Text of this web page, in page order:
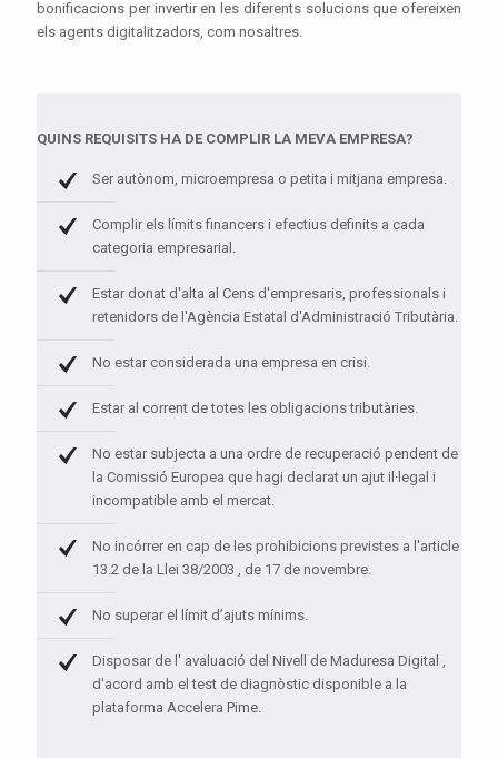
bonificacions per invertir en les diferents solucions que ofereixen
els agents digitalitzadors, com nosaltres.
QUINS REQUISITS HA DE COMPLIR LA MEVA EMPRESA?
Ser autònom, microempresa o petita i mitjana empresa.
Complir els límits financers i efectius definits a cada
categoria empresarial.
Estar donat d'alta al Cens d'empresaris, professionals i
retenidors de l'Agència Estatal d'Administració Tributària.
No estar considerada una empresa en crisi.
Estar al corrent de totes les obligacions tributàries.
No estar subjecta a una ordre de recuperació pendent de
la Comissió Europea que hagi declarat un ajut il·legal i
incompatible amb el mercat.
No incórrer en cap de les prohibicions previstes a l'article
13.2 de la Llei 38/2003 , de 17 de novembre.
No superar el límit d’ajuts mínims.
Disposar de l' avaluació del Nivell de Maduresa Digital ,
d'acord amb el test de diagnòstic disponible a la
plataforma Accelera Pime.